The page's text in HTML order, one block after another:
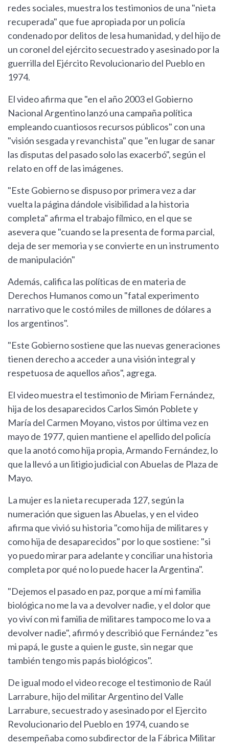
redes sociales, muestra los testimonios de una "nieta
recuperada" que fue apropiada por un policía
condenado por delitos de lesa humanidad, y del hijo de
un coronel del ejército secuestrado y asesinado por la
guerrilla del Ejército Revolucionario del Pueblo en
1974.
El video afirma que "en el año 2003 el Gobierno
Nacional Argentino lanzó una campaña política
empleando cuantiosos recursos públicos" con una
"visión sesgada y revanchista" que "en lugar de sanar
las disputas del pasado solo las exacerbó", según el
relato en off de las imágenes.
"Este Gobierno se dispuso por primera vez a dar
vuelta la página dándole visibilidad a la historia
completa" afirma el trabajo fílmico, en el que se
asevera que "cuando se la presenta de forma parcial,
deja de ser memoria y se convierte en un instrumento
de manipulación"
Además, califica las políticas de en materia de
Derechos Humanos como un "fatal experimento
narrativo que le costó miles de millones de dólares a
los argentinos".
"Este Gobierno sostiene que las nuevas generaciones
tienen derecho a acceder a una visión integral y
respetuosa de aquellos años", agrega.
El video muestra el testimonio de Miriam Fernández,
hija de los desaparecidos Carlos Simón Poblete y
María del Carmen Moyano, vistos por última vez en
mayo de 1977, quien mantiene el apellido del policía
que la anotó como hija propia, Armando Fernández, lo
que la llevó a un litigio judicial con Abuelas de Plaza de
Mayo.
La mujer es la nieta recuperada 127, según la
numeración que siguen las Abuelas, y en el video
afirma que vivió su historia "como hija de militares y
como hija de desaparecidos" por lo que sostiene: "si
yo puedo mirar para adelante y conciliar una historia
completa por qué no lo puede hacer la Argentina".
"Dejemos el pasado en paz, porque a mí mi familia
biológica no me la va a devolver nadie, y el dolor que
yo viví con mi familia de militares tampoco me lo va a
devolver nadie", afirmó y describió que Fernández "es
mi papá, le guste a quien le guste, sin negar que
también tengo mis papás biológicos".
De igual modo el video recoge el testimonio de Raúl
Larrabure, hijo del militar Argentino del Valle
Larrabure, secuestrado y asesinado por el Ejercito
Revolucionario del Pueblo en 1974, cuando se
desempeñaba como subdirector de la Fábrica Militar